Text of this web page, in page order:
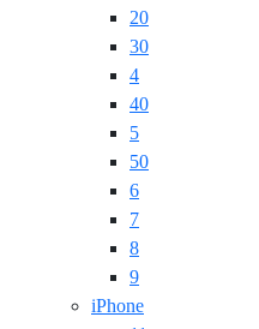
20
30
4
40
5
50
6
7
8
9
iPhone